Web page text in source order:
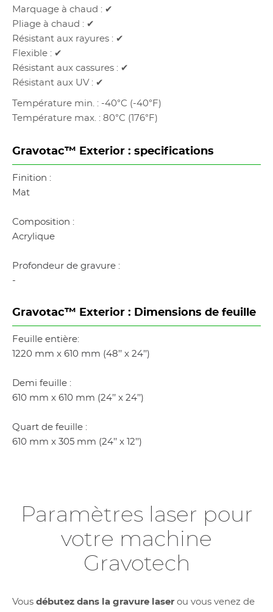
Marquage à chaud : ✔
Pliage à chaud : ✔
Résistant aux rayures : ✔
Flexible : ✔
Résistant aux cassures : ✔
Résistant aux UV : ✔
Température min. : -40°C (-40°F)
Température max. : 80°C (176°F)
Gravotac™ Exterior : specifications
Finition :
Mat
Composition :
Acrylique
Profondeur de gravure :
-
Gravotac™ Exterior : Dimensions de feuille
Feuille entière:
1220 mm x 610 mm (48’’ x 24’’)
Demi feuille :
610 mm x 610 mm (24’’ x 24’’)
Quart de feuille :
610 mm x 305 mm (24’’ x 12’’)
Paramètres laser pour
votre machine
Gravotech
Vous débutez dans la gravure laser ou vous venez de